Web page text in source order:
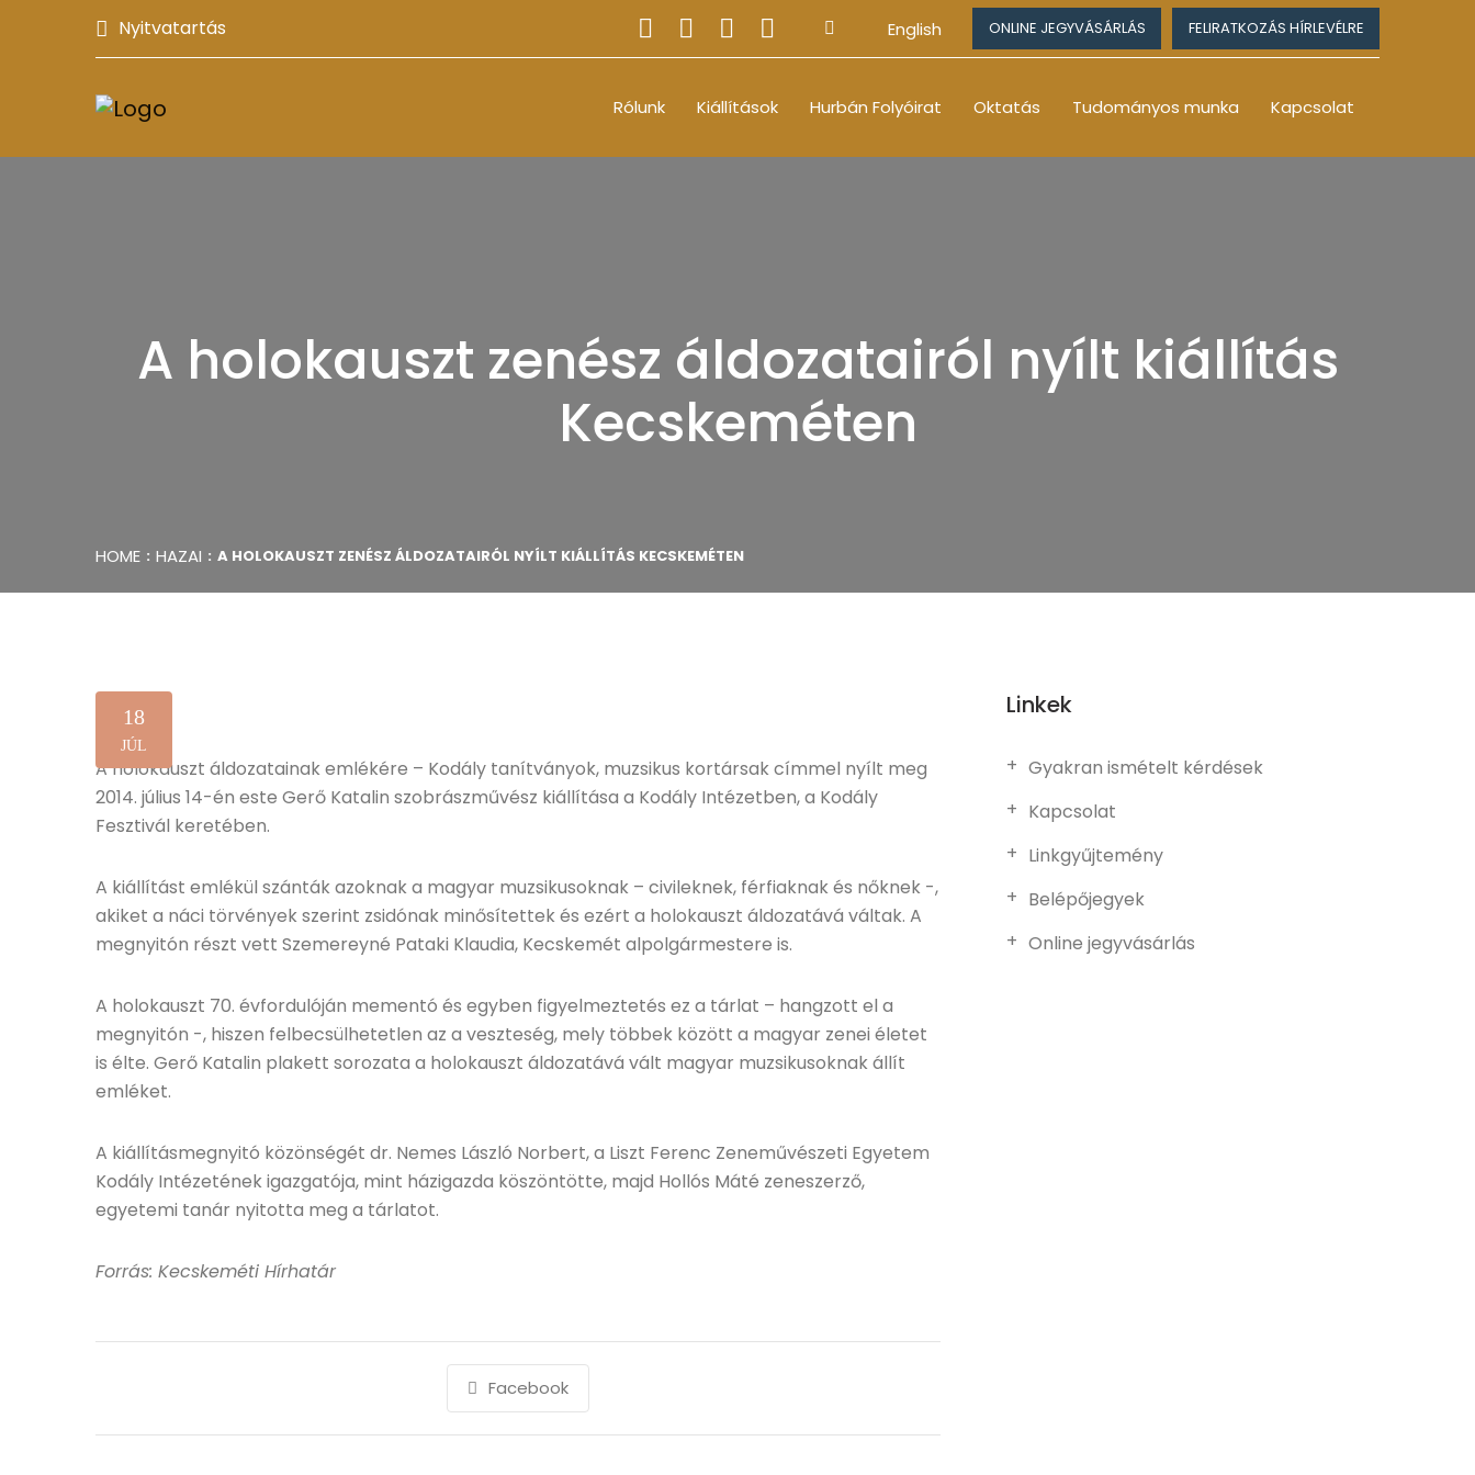
Nyitvatartás English ONLINE JEGYVÁSÁRLÁS FELIRATKOZÁS HÍRLEVÉLRE
Rólunk Kiállítások Hurbán Folyóirat Oktatás Tudományos munka Kapcsolat
A holokauszt zenész áldozatairól nyílt kiállítás
Kecskeméten
HOME HAZAI A HOLOKAUSZT ZENÉSZ ÁLDOZATAIRÓL NYÍLT KIÁLLÍTÁS KECSKEMÉTEN
18
JÚL
A holokauszt áldozatainak emlékére – Kodály tanítványok, muzsikus kortársak címmel nyílt meg
2014. július 14-én este Gerő Katalin szobrászművész kiállítása a Kodály Intézetben, a Kodály
Fesztivál keretében.
A kiállítást emlékül szánták azoknak a magyar muzsikusoknak – civileknek, férfiaknak és nőknek -,
akiket a náci törvények szerint zsidónak minősítettek és ezért a holokauszt áldozatává váltak. A
megnyitón részt vett Szemereyné Pataki Klaudia, Kecskemét alpolgármestere is.
A holokauszt 70. évfordulóján mementó és egyben figyelmeztetés ez a tárlat – hangzott el a
megnyitón -, hiszen felbecsülhetetlen az a veszteség, mely többek között a magyar zenei életet
is élte. Gerő Katalin plakett sorozata a holokauszt áldozatává vált magyar muzsikusoknak állít
emléket.
A kiállításmegnyitó közönségét dr. Nemes László Norbert, a Liszt Ferenc Zeneművészeti Egyetem
Kodály Intézetének igazgatója, mint házigazda köszöntötte, majd Hollós Máté zeneszerző,
egyetemi tanár nyitotta meg a tárlatot.
Forrás: Kecskeméti Hírhatár
Facebook
Linkek
Gyakran ismételt kérdések
Kapcsolat
Linkgyűjtemény
Belépőjegyek
Online jegyvásárlás